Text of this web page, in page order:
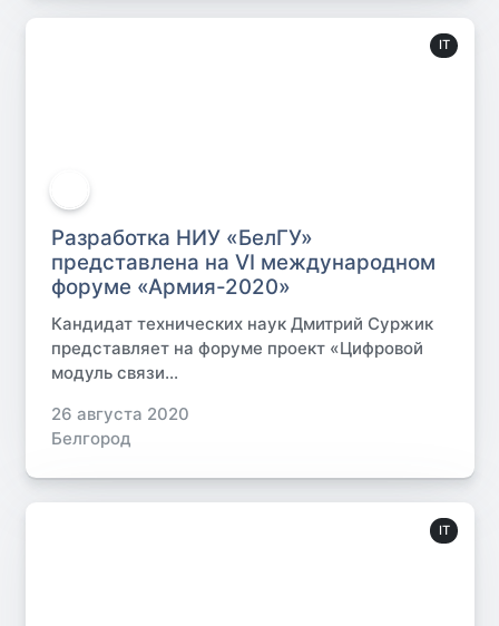
IT
Разработка НИУ «БелГУ»
представлена на VI международном
форуме «Армия-2020»
Кандидат технических наук Дмитрий Суржик
представляет на форуме проект «Цифровой
модуль связи...
26 августа 2020
Белгород
IT